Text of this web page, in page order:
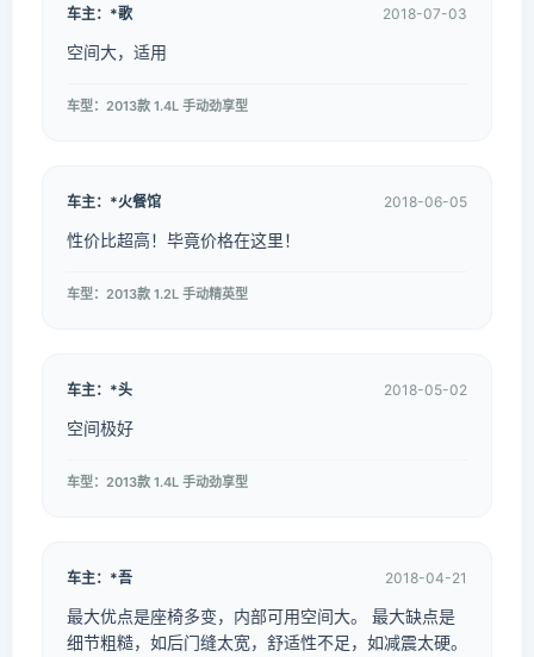
车主：*歌 2018-07-03
空间大，适用
车型：2013款 1.4L 手动劲享型
车主：*火餐馆 2018-06-05
性价比超高！毕竟价格在这里！
车型：2013款 1.2L 手动精英型
车主：*头 2018-05-02
空间极好
车型：2013款 1.4L 手动劲享型
车主：*吾 2018-04-21
最大优点是座椅多变，内部可用空间大。 最大缺点是
细节粗糙，如后门缝太宽，舒适性不足，如减震太硬。